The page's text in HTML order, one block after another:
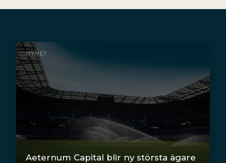
NYHET
Aeternum Capital blir ny största ägare